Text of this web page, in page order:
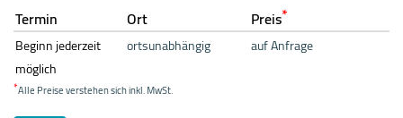
Termin Ort Preis*
Beginn jederzeit
möglich
ortsunabhängig auf Anfrage
*Alle Preise verstehen sich inkl. MwSt.